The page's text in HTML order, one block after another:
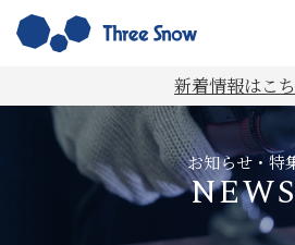
新着情報はこ
お知らせ・特